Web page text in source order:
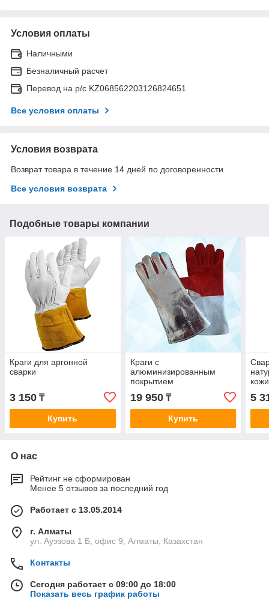
Условия оплаты
Наличными
Безналичный расчет
Перевод на р/с KZ068562203126824651
Все условия оплаты
Условия возврата
Возврат товара в течение 14 дней по договоренности
Все условия возврата
Подобные товары компании
Краги для аргонной
сварки
3 150 ₸
Купить
Краги с
алюминизированным
покрытием
19 950₸
Купить
5
О нас
Рейтинг не сформирован
Менее 5 отзывов за последний год
Работает с 13.05.2014
г. Алматы
ул. Ауэзова 1 Б, офис 9, Алматы, Казахстан
Контакты
Сегодня работает с 09:00 до 18:00
Показать весь график работы